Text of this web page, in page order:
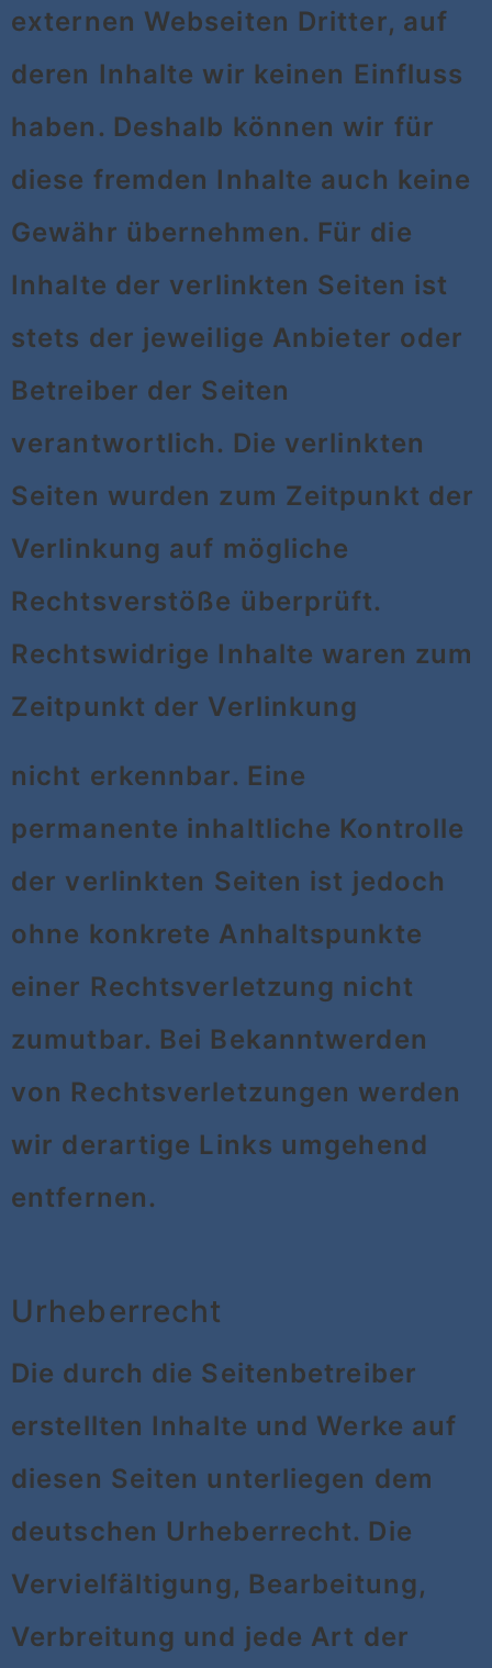
externen Webseiten Dritter, auf
deren Inhalte wir keinen Einfluss
haben. Deshalb können wir für
diese fremden Inhalte auch keine
Gewähr übernehmen. Für die
Inhalte der verlinkten Seiten ist
stets der jeweilige Anbieter oder
Betreiber der Seiten
verantwortlich. Die verlinkten
Seiten wurden zum Zeitpunkt der
Verlinkung auf mögliche
Rechtsverstöße überprüft.
Rechtswidrige Inhalte waren zum
Zeitpunkt der Verlinkung
nicht erkennbar. Eine
permanente inhaltliche Kontrolle
der verlinkten Seiten ist jedoch
ohne konkrete Anhaltspunkte
einer Rechtsverletzung nicht
zumutbar. Bei Bekanntwerden
von Rechtsverletzungen werden
wir derartige Links umgehend
entfernen.
Urheberrecht
Die durch die Seitenbetreiber
erstellten Inhalte und Werke auf
diesen Seiten unterliegen dem
deutschen Urheberrecht. Die
Vervielfältigung, Bearbeitung,
Verbreitung und jede Art der